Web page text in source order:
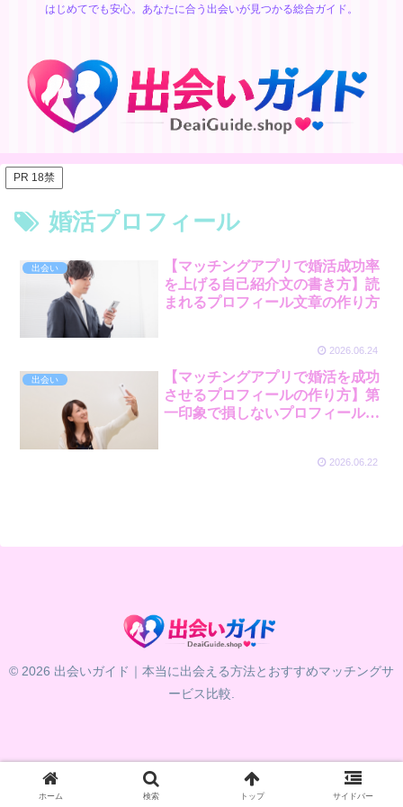
はじめてでも安心。あなたに合う出会いが見つかる総合ガイド。
PR 18禁
婚活プロフィール
出会い
【マッチングアプリで婚活成功率
を上げる自己紹介文の書き方】読
まれるプロフィール文章の作り方
2026.06.24
出会い
【マッチングアプリで婚活を成功
させるプロフィールの作り方】第
一印象で損しないプロフィール設
2026.06.22
© 2026 出会いガイド｜本当に出会える方法とおすすめマッチングサ
ービス比較.
ホーム 検索 トップ サイドバー